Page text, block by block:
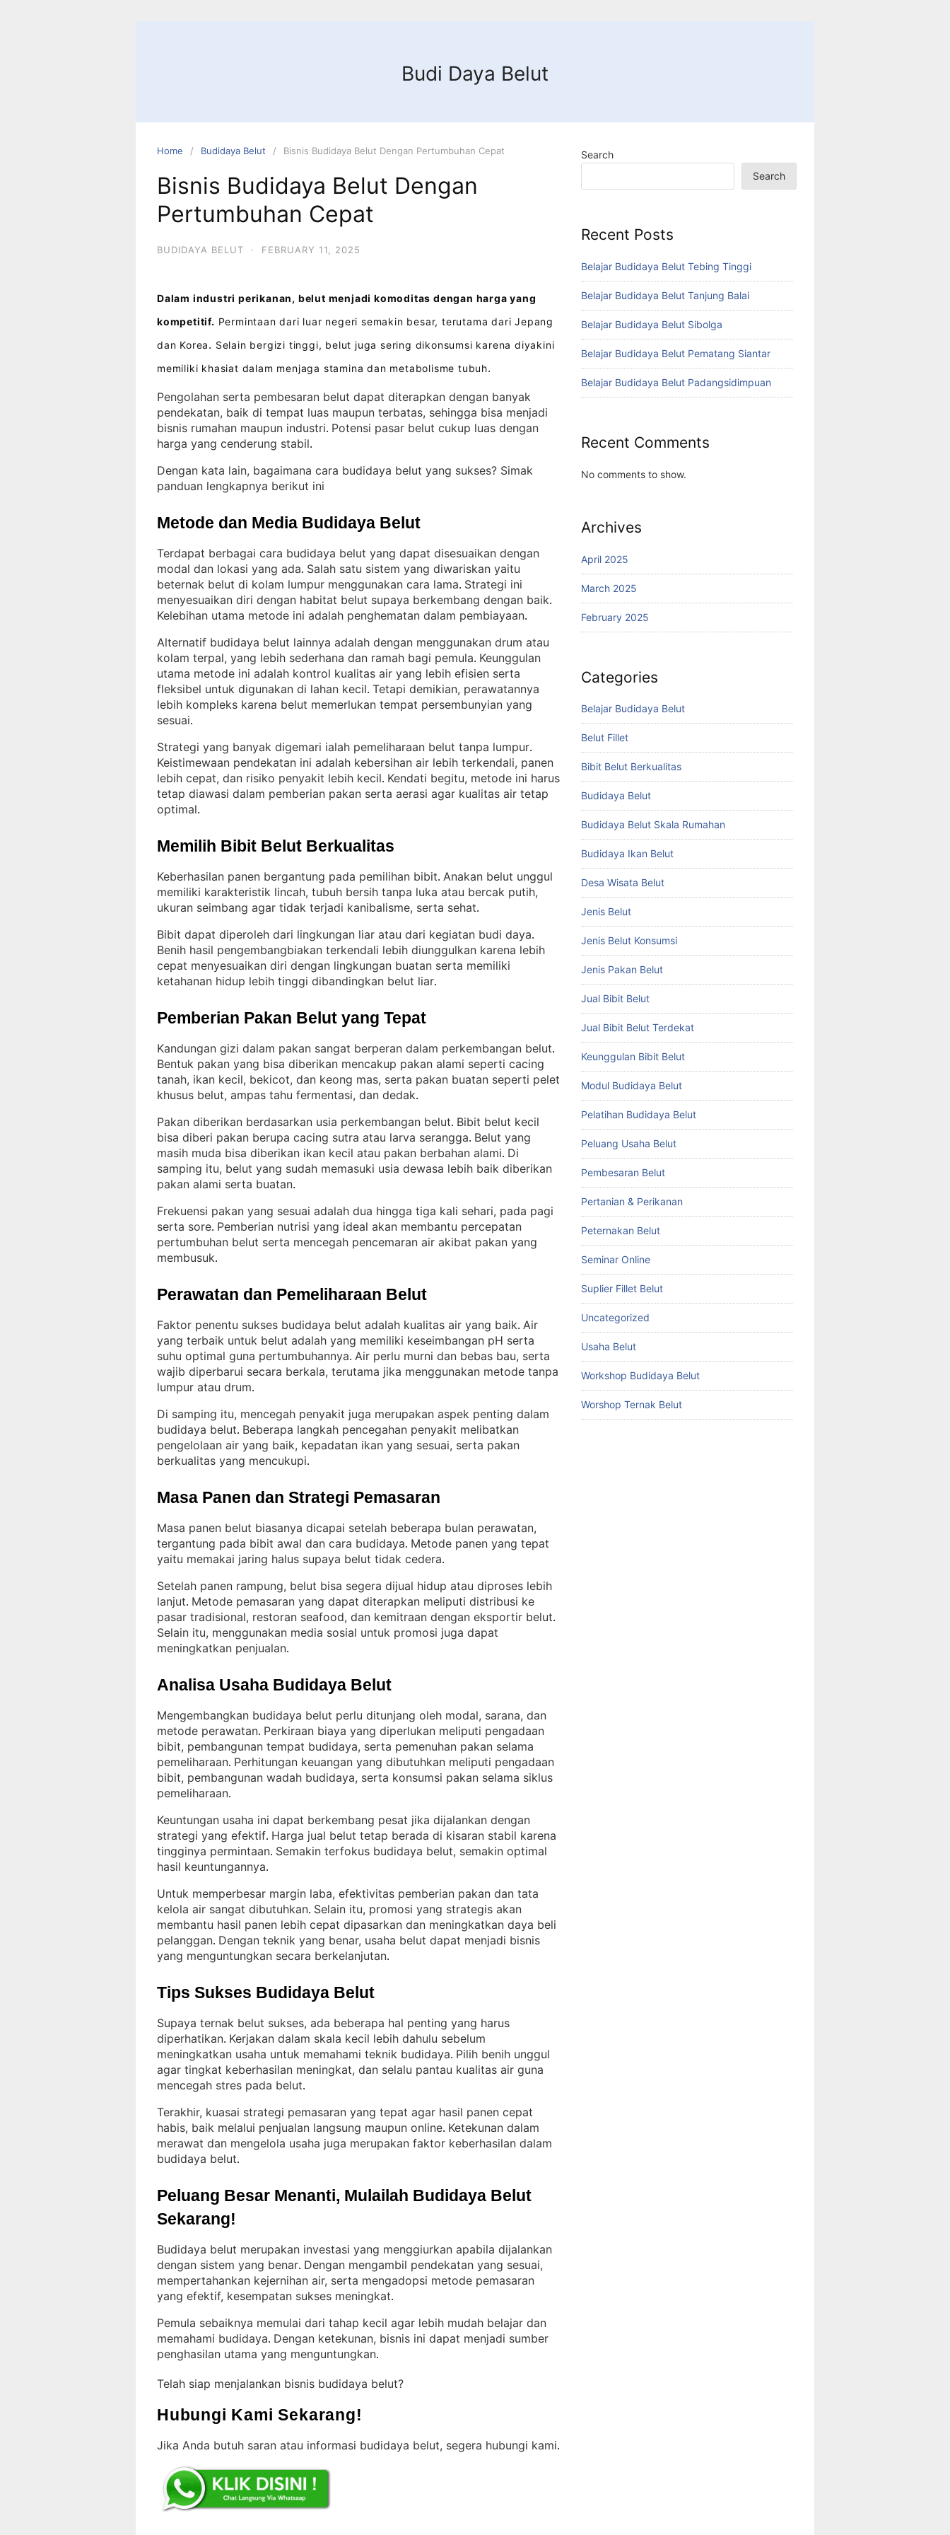
Budi Daya Belut
Home Budidaya Belut Bisnis Budidaya Belut Dengan Pertumbuhan Cepat
Bisnis Budidaya Belut Dengan
Pertumbuhan Cepat
BUDIDAYA BELUT · FEBRUARY 11, 2025
Dalam industri perikanan, belut menjadi komoditas dengan harga yang
kompetitif. Permintaan dari luar negeri semakin besar, terutama dari Jepang
dan Korea. Selain bergizi tinggi, belut juga sering dikonsumsi karena diyakini
memiliki khasiat dalam menjaga stamina dan metabolisme tubuh.
Pengolahan serta pembesaran belut dapat diterapkan dengan banyak
pendekatan, baik di tempat luas maupun terbatas, sehingga bisa menjadi
bisnis rumahan maupun industri. Potensi pasar belut cukup luas dengan
harga yang cenderung stabil.
Dengan kata lain, bagaimana cara budidaya belut yang sukses? Simak
panduan lengkapnya berikut ini
Metode dan Media Budidaya Belut
Terdapat berbagai cara budidaya belut yang dapat disesuaikan dengan
modal dan lokasi yang ada. Salah satu sistem yang diwariskan yaitu
beternak belut di kolam lumpur menggunakan cara lama. Strategi ini
menyesuaikan diri dengan habitat belut supaya berkembang dengan baik
Kelebihan utama metode ini adalah penghematan dalam pembiayaan.
Alternatif budidaya belut lainnya adalah dengan menggunakan drum atau
kolam terpal, yang lebih sederhana dan ramah bagi pemula. Keunggulan
utama metode ini adalah kontrol kualitas air yang lebih efisien serta
fleksibel untuk digunakan di lahan kecil. Tetapi demikian, perawatannya
lebih kompleks karena belut memerlukan tempat persembunyian yang
sesuai.
Strategi yang banyak digemari ialah pemeliharaan belut tanpa lumpur
Keistimewaan pendekatan ini adalah kebersihan air lebih terkendali, panen
lebih cepat, dan risiko penyakit lebih kecil. Kendati begitu, metode ini harus
tetap diawasi dalam pemberian pakan serta aerasi agar kualitas air tetap
optimal.
Memilih Bibit Belut Berkualitas
Keberhasilan panen bergantung pada pemilihan bibit. Anakan belut unggul
memiliki karakteristik lincah, tubuh bersih tanpa luka atau bercak putih,
ukuran seimbang agar tidak terjadi kanibalisme, serta sehat.
Bibit dapat diperoleh dari lingkungan liar atau dari kegiatan budi daya
Benih hasil pengembangbiakan terkendali lebih diunggulkan karena lebih
cepat menyesuaikan diri dengan lingkungan buatan serta memiliki
ketahanan hidup lebih tinggi dibandingkan belut liar.
Pemberian Pakan Belut yang Tepat
Kandungan gizi dalam pakan sangat berperan dalam perkembangan belut
Bentuk pakan yang bisa diberikan mencakup pakan alami seperti cacing
tanah, ikan kecil, bekicot, dan keong mas, serta pakan buatan seperti pelet
khusus belut, ampas tahu fermentasi, dan dedak.
Pakan diberikan berdasarkan usia perkembangan belut. Bibit belut kecil
bisa diberi pakan berupa cacing sutra atau larva serangga. Belut yang
masih muda bisa diberikan ikan kecil atau pakan berbahan alami. Di
samping itu, belut yang sudah memasuki usia dewasa lebih baik diberikan
pakan alami serta buatan.
Frekuensi pakan yang sesuai adalah dua hingga tiga kali sehari, pada pagi
serta sore. Pemberian nutrisi yang ideal akan membantu percepatan
pertumbuhan belut serta mencegah pencemaran air akibat pakan yang
membusuk.
Perawatan dan Pemeliharaan Belut
Faktor penentu sukses budidaya belut adalah kualitas air yang baik. Air
yang terbaik untuk belut adalah yang memiliki keseimbangan pH serta
suhu optimal guna pertumbuhannya. Air perlu murni dan bebas bau, serta
wajib diperbarui secara berkala, terutama jika menggunakan metode tanpa
lumpur atau drum.
Di samping itu, mencegah penyakit juga merupakan aspek penting dalam
budidaya belut. Beberapa langkah pencegahan penyakit melibatkan
pengelolaan air yang baik, kepadatan ikan yang sesuai, serta pakan
berkualitas yang mencukupi.
Masa Panen dan Strategi Pemasaran
Masa panen belut biasanya dicapai setelah beberapa bulan perawatan,
tergantung pada bibit awal dan cara budidaya. Metode panen yang tepat
yaitu memakai jaring halus supaya belut tidak cedera.
Setelah panen rampung, belut bisa segera dijual hidup atau diproses lebih
lanjut. Metode pemasaran yang dapat diterapkan meliputi distribusi ke
pasar tradisional, restoran seafood, dan kemitraan dengan eksportir belut
Selain itu, menggunakan media sosial untuk promosi juga dapat
meningkatkan penjualan.
Analisa Usaha Budidaya Belut
Mengembangkan budidaya belut perlu ditunjang oleh modal, sarana, dan
metode perawatan. Perkiraan biaya yang diperlukan meliputi pengadaan
bibit, pembangunan tempat budidaya, serta pemenuhan pakan selama
pemeliharaan. Perhitungan keuangan yang dibutuhkan meliputi pengadaan
bibit, pembangunan wadah budidaya, serta konsumsi pakan selama siklus
pemeliharaan.
Keuntungan usaha ini dapat berkembang pesat jika dijalankan dengan
strategi yang efektif. Harga jual belut tetap berada di kisaran stabil karena
tingginya permintaan. Semakin terfokus budidaya belut, semakin optimal
hasil keuntungannya.
Untuk memperbesar margin laba, efektivitas pemberian pakan dan tata
kelola air sangat dibutuhkan. Selain itu, promosi yang strategis akan
membantu hasil panen lebih cepat dipasarkan dan meningkatkan daya beli
pelanggan. Dengan teknik yang benar, usaha belut dapat menjadi bisnis
yang menguntungkan secara berkelanjutan.
Tips Sukses Budidaya Belut
Supaya ternak belut sukses, ada beberapa hal penting yang harus
diperhatikan. Kerjakan dalam skala kecil lebih dahulu sebelum
meningkatkan usaha untuk memahami teknik budidaya. Pilih benih unggul
agar tingkat keberhasilan meningkat, dan selalu pantau kualitas air guna
mencegah stres pada belut.
Terakhir, kuasai strategi pemasaran yang tepat agar hasil panen cepat
habis, baik melalui penjualan langsung maupun online. Ketekunan dalam
merawat dan mengelola usaha juga merupakan faktor keberhasilan dalam
budidaya belut.
Peluang Besar Menanti, Mulailah Budidaya Belut
Sekarang!
Budidaya belut merupakan investasi yang menggiurkan apabila dijalankan
dengan sistem yang benar. Dengan mengambil pendekatan yang sesuai,
mempertahankan kejernihan air, serta mengadopsi metode pemasaran
yang efektif, kesempatan sukses meningkat.
Pemula sebaiknya memulai dari tahap kecil agar lebih mudah belajar dan
memahami budidaya. Dengan ketekunan, bisnis ini dapat menjadi sumber
penghasilan utama yang menguntungkan.
Telah siap menjalankan bisnis budidaya belut?
Hubungi Kami Sekarang!
Jika Anda butuh saran atau informasi budidaya belut, segera hubungi kami.
Search
Search
Recent Posts
Belajar Budidaya Belut Tebing Tinggi
Belajar Budidaya Belut Tanjung Balai
Belajar Budidaya Belut Sibolga
Belajar Budidaya Belut Pematang Siantar
Belajar Budidaya Belut Padangsidimpuan
Recent Comments
No comments to show.
Archives
April 2025
March 2025
February 2025
Categories
Belajar Budidaya Belut
Belut Fillet
Bibit Belut Berkualitas
Budidaya Belut
Budidaya Belut Skala Rumahan
Budidaya Ikan Belut
Desa Wisata Belut
Jenis Belut
Jenis Belut Konsumsi
Jenis Pakan Belut
Jual Bibit Belut
Jual Bibit Belut Terdekat
Keunggulan Bibit Belut
Modul Budidaya Belut
Pelatihan Budidaya Belut
Peluang Usaha Belut
Pembesaran Belut
Pertanian & Perikanan
Peternakan Belut
Seminar Online
Suplier Fillet Belut
Uncategorized
Usaha Belut
Workshop Budidaya Belut
Worshop Ternak Belut